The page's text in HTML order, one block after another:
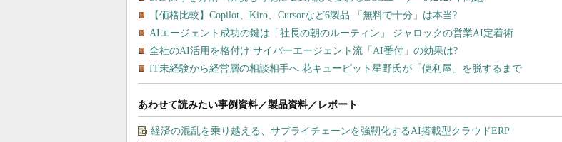
あわせて読みたい事例資料／製品資料／レポート
経済の混乱を乗り越える、サプライチェーンを強靭化するAI搭載型クラウドERP